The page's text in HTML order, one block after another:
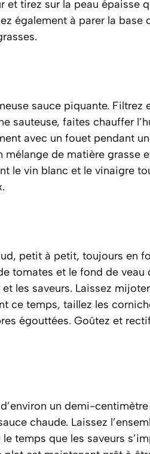
tirez sur la peau épaisse
également à parer la base
sauce piquante.
sauteuse, faites chauffer
avec un fouet pendant
mélange de matière grasse
le vin blanc et le vinaigre
petit à petit, toujours en
tomates et le fond de veau
les saveurs. Laissez
ce temps, taillez les
égouttées. Goûtez et
un demi-centimètre
chaude. Laissez
temps que les saveurs